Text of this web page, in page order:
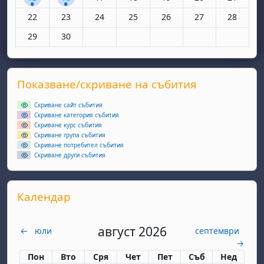
Няма събития, понеделник, 22 юни
22 Няма събития, вторник, 23 юни
23 Няма събития, сряда, 24 юни
24 Няма събития, четвъртък, 25 юни
25 Няма събития, петък, 26
26 Няма събития,
27 Няма
28
Няма събития, понеделник, 29 юни
29 Няма събития, вторник, 30 юни
30
Supplementary blocks
Прескочи Показване/скриване на събития
Показване/скриване на събития
Скриване сайт събития
Скриване категория събития
Скриване курс събития
Скриване група събития
Скриване потребител събития
Скриване други събития
Прескочи Календар
Календар
← юли август 2026
септември
→
Понеделник
Пон вторник
Вто сряда
Сря четвъртък
Чет петък
Пет събота
Съб неделя
Нед